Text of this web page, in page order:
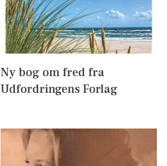
Ny bog om fred fra
Udfordringens Forlag